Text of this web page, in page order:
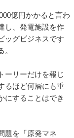
億円かかると言わ
し、発電施設を作
ッグビジネスです
ーリーだけを報じ
るほど何層にも重
にすることはでき
題を「原発マネ